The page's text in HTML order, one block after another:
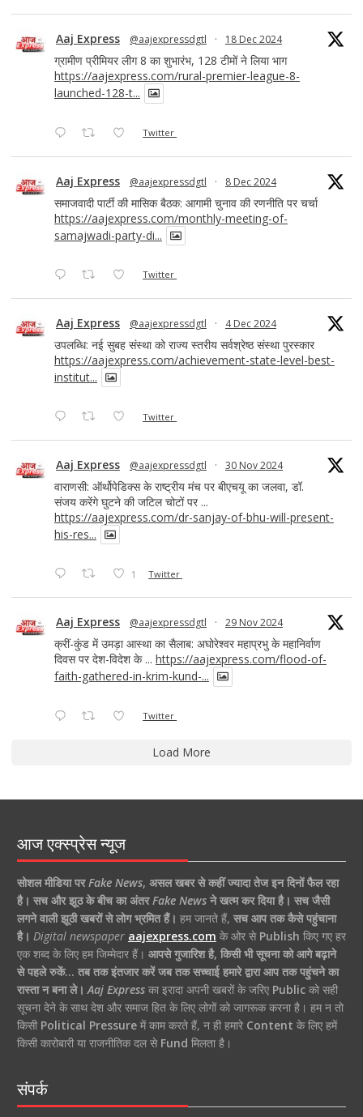
Aaj Express @aajexpressdgtl · 18 Dec 2024
ग्रामीण प्रीमियर लीग 8 का शुभारंभ, 128 टीमों ने लिया भाग
https://aajexpress.com/rural-premier-league-8-
launched-128-t...
Twitter
Aaj Express @aajexpressdgtl · 8 Dec 2024
समाजवादी पार्टी की मासिक बैठक: आगामी चुनाव की रणनीति पर चर्चा
https://aajexpress.com/monthly-meeting-of-
samajwadi-party-di...
Twitter
Aaj Express @aajexpressdgtl · 4 Dec 2024
उपलब्धि: नई सुबह संस्था को राज्य स्तरीय सर्वश्रेष्ठ संस्था पुरस्कार
https://aajexpress.com/achievement-state-level-best-
institut...
Twitter
Aaj Express @aajexpressdgtl · 30 Nov 2024
वाराणसी: ऑर्थोपेडिक्स के राष्ट्रीय मंच पर बीएचयू का जलवा, डॉ.
संजय करेंगे घुटने की जटिल चोटों पर ...
https://aajexpress.com/dr-sanjay-of-bhu-will-present-
his-res...
1 Twitter
Aaj Express @aajexpressdgtl · 29 Nov 2024
क्रीं-कुंड में उमड़ा आस्था का सैलाब: अघोरेश्वर महाप्रभु के महानिर्वाण
दिवस पर देश-विदेश के ... https://aajexpress.com/flood-of-
faith-gathered-in-krim-kund-...
Twitter
Load More
आज एक्स्प्रेस न्यूज
सोशल मीडिया पर Fake News, असल खबर से कहीं ज्यादा तेज इन दिनों फैल रहा
है। सच और झूठ के बीच का अंतर Fake Newsने खत्म कर दिया है। सच जैसी
लगने वाली झूठी खबरों से लोग भ्रमित हैं। हम जानते हैं, सच आप तक कैसे पहुंचाना
है। Digital newspaper aajexpress.com के ओर से Publish किए गए हर
एक शब्द के लिए हम जिम्मेदार हैं। आपसे गुजारिश है, किसी भी सूचना को आगे बढ़ाने
से पहले रुकें… तब तक इंतजार करें जब तक सच्चाई हमारे द्वारा आप तक पहुंचने का
रास्ता न बना ले। Aaj Expressका इरादा अपनी खबरों के जरिए Publicको सही
सूचना देने के साथ देश और समाज हित के लिए लोगों को जागरूक करना है। हम न तो
किसी Political Pressureमें काम करते हैं, न ही हमारे Content के लिए हमें
किसी कारोबारी या राजनीतिक दल से Fund मिलता है।
संपर्क